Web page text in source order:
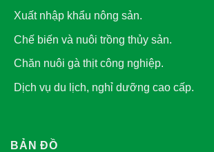
Xuất nhập khẩu nông sản.
Chế biến và nuôi trồng thủy sản.
Chăn nuôi gà thịt công nghiệp.
Dịch vụ du lịch, nghỉ dưỡng cao cấp.
BẢN ĐỒ